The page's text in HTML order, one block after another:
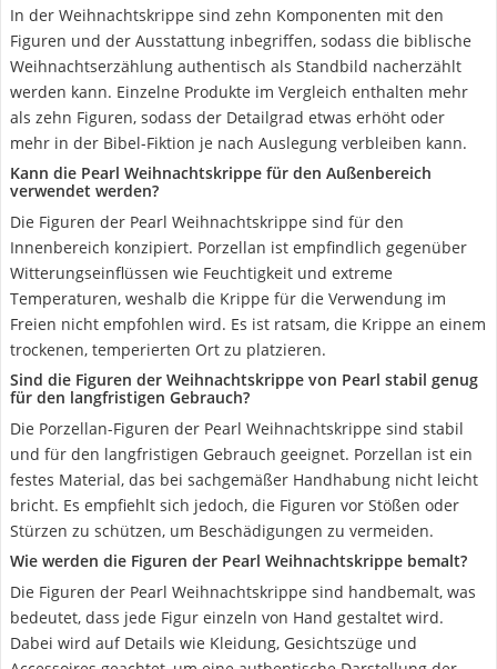
In der Weihnachtskrippe sind zehn Komponenten mit den
Figuren und der Ausstattung inbegriffen, sodass die biblische
Weihnachtserzählung authentisch als Standbild nacherzählt
werden kann. Einzelne Produkte im Vergleich enthalten mehr
als zehn Figuren, sodass der Detailgrad etwas erhöht oder
mehr in der Bibel-Fiktion je nach Auslegung verbleiben kann.
Kann die Pearl Weihnachtskrippe für den Außenbereich
verwendet werden?
Die Figuren der Pearl Weihnachtskrippe sind für den
Innenbereich konzipiert. Porzellan ist empfindlich gegenüber
Witterungseinflüssen wie Feuchtigkeit und extreme
Temperaturen, weshalb die Krippe für die Verwendung im
Freien nicht empfohlen wird. Es ist ratsam, die Krippe an einem
trockenen, temperierten Ort zu platzieren.
Sind die Figuren der Weihnachtskrippe von Pearl stabil genug
für den langfristigen Gebrauch?
Die Porzellan-Figuren der Pearl Weihnachtskrippe sind stabil
und für den langfristigen Gebrauch geeignet. Porzellan ist ein
festes Material, das bei sachgemäßer Handhabung nicht leicht
bricht. Es empfiehlt sich jedoch, die Figuren vor Stößen oder
Stürzen zu schützen, um Beschädigungen zu vermeiden.
Wie werden die Figuren der Pearl Weihnachtskrippe bemalt?
Die Figuren der Pearl Weihnachtskrippe sind handbemalt, was
bedeutet, dass jede Figur einzeln von Hand gestaltet wird.
Dabei wird auf Details wie Kleidung, Gesichtszüge und